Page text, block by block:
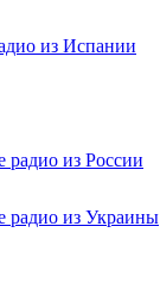
из Испании
радио из России
радио из Украины